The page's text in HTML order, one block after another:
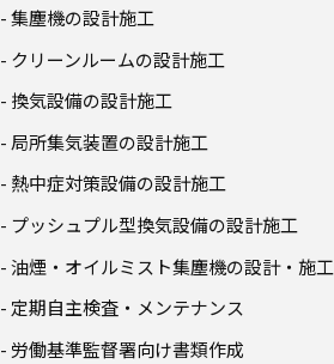
- 集塵機の設計施工
- クリーンルームの設計施工
- 換気設備の設計施工
- 局所集気装置の設計施工
- 熱中症対策設備の設計施工
- プッシュプル型換気設備の設計施工
- 油煙・オイルミスト集塵機の設計・施工
- 定期自主検査・メンテナンス
- 労働基準監督署向け書類作成